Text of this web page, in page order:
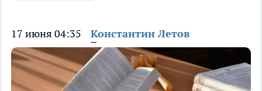
17 июня 04:35 Константин Летов